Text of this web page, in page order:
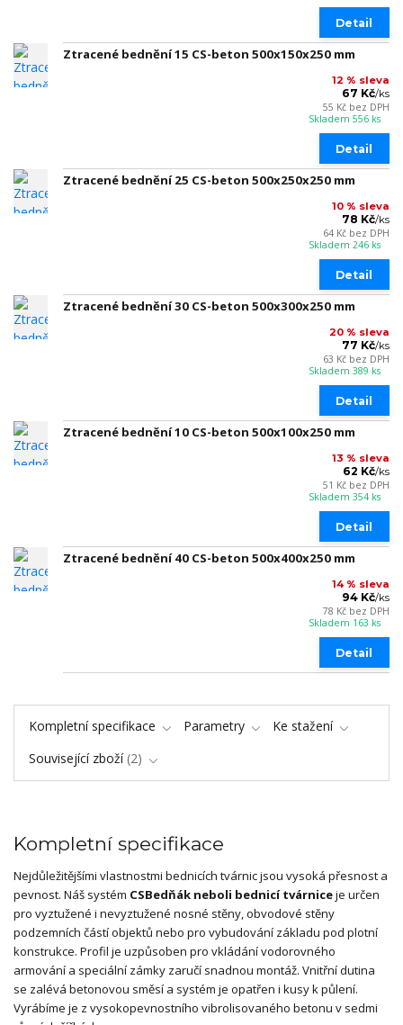
Detail
Ztracené bednění 15 CS-beton 500x150x250 mm
12 % sleva
67 Kč/ks
55 Kč bez DPH
Skladem 556 ks
Detail
Ztracené bednění 25 CS-beton 500x250x250 mm
10 % sleva
78 Kč/ks
64 Kč bez DPH
Skladem 246 ks
Detail
Ztracené bednění 30 CS-beton 500x300x250 mm
20 % sleva
77 Kč/ks
63 Kč bez DPH
Skladem 389 ks
Detail
Ztracené bednění 10 CS-beton 500x100x250 mm
13 % sleva
62 Kč/ks
51 Kč bez DPH
Skladem 354 ks
Detail
Ztracené bednění 40 CS-beton 500x400x250 mm
14 % sleva
94 Kč/ks
78 Kč bez DPH
Skladem 163 ks
Detail
Kompletní specifikace Parametry
Ke stažení
Související zboží 2
Kompletní specifikace
Nejdůležitějšími vlastnostmi bednicích tvárnic jsou vysoká přesnost a
pevnost. Náš systém CSBedňák neboli bednicí tvárniceje určen
pro vyztužené i nevyztužené nosné stěny, obvodové stěny
podzemních částí objektů nebo pro vybudování základu pod plotní
konstrukce. Profil je uzpůsoben pro vkládání vodorovného
armování a speciální zámky zaručí snadnou montáž. Vnitřní dutina
se zalévá betonovou směsí a systém je opatřen i kusy k půlení.
Vyrábíme je z vysokopevnostního vibrolisovaného betonu v sedmi